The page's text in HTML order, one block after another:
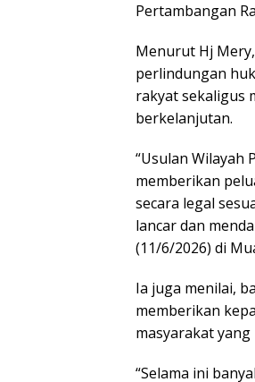
Pertambangan
Menurut Hj
perlindungan
rakyat sekaligus
berkelanjutan.
“Usulan Wilayah
memberikan
secara legal
lancar dan
(11/6/2026) di
Ia juga menilai,
memberikan
masyarakat
“Selama ini